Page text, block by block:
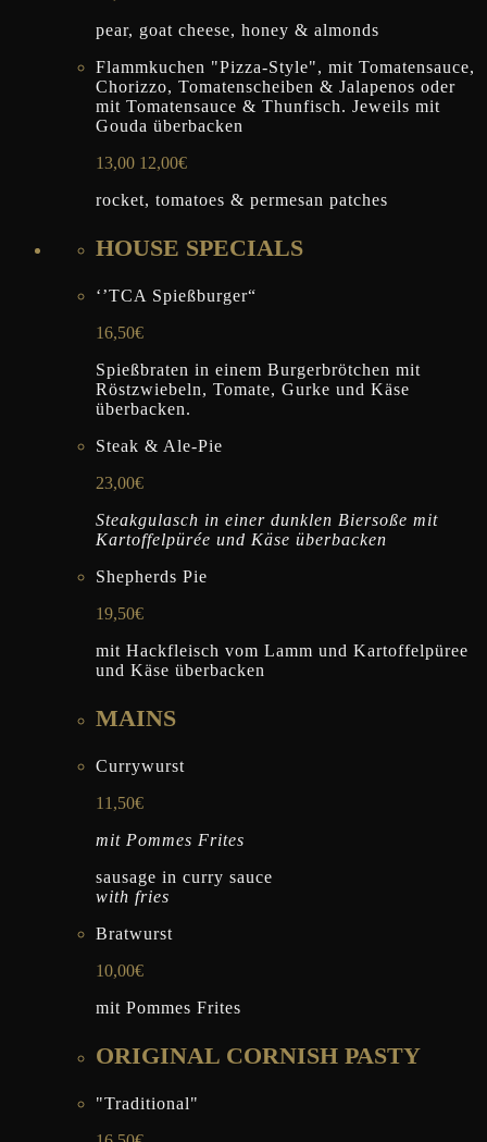
pear, goat cheese, honey & almonds
Flammkuchen "Pizza-Style", mit Tomatensauce,
Chorizzo, Tomatenscheiben & Jalapenos oder
mit Tomatensauce & Thunfisch. Jeweils mit
Gouda überbacken
13,00 12,00€
rocket, tomatoes & permesan patches
HOUSE SPECIALS
‘’TCA Spießburger“
16,50€
Spießbraten in einem Burgerbrötchen mit
Röstzwiebeln, Tomate, Gurke und Käse
überbacken.
Steak & Ale-Pie
23,00€
Steakgulasch in einer dunklen Biersoße mit
Kartoffelpürée und Käse überbacken
Shepherds Pie
19,50€
mit Hackfleisch vom Lamm und Kartoffelpüree
und Käse überbacken
MAINS
Currywurst
11,50€
mit Pommes Frites
sausage in curry sauce
with fries
Bratwurst
10,00€
mit Pommes Frites
ORIGINAL CORNISH PASTY
"Traditional"